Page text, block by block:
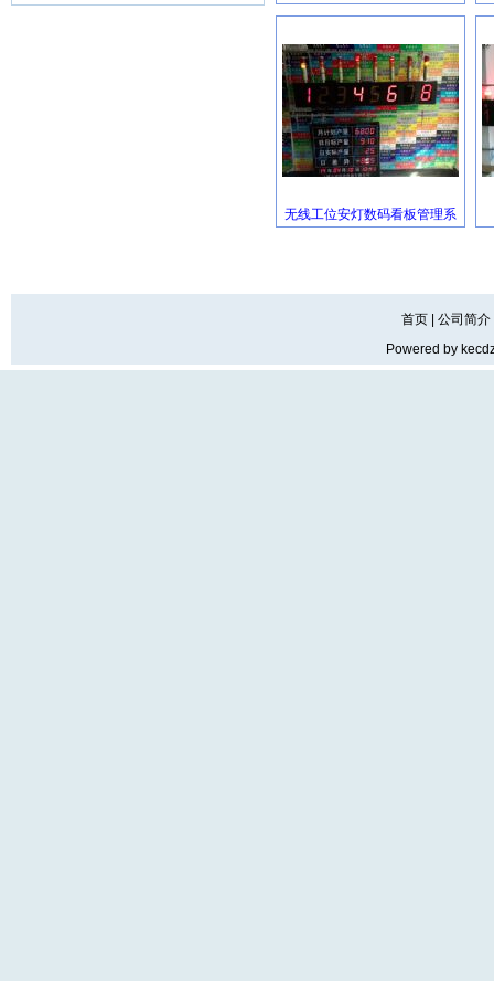
无线工位安灯数码看板管理系
首页 公司简介
Powered by